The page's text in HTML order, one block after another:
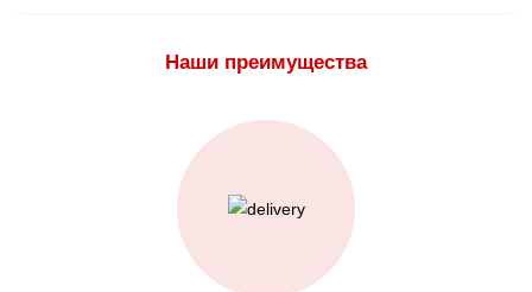
Наши преимущества